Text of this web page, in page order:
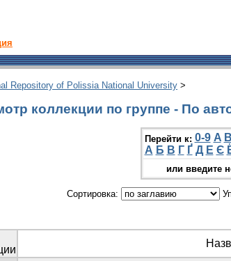
Repository of Polissia National University >
коллекции по группе - По
Перейти к: 0-9 A B
А Б В Г Ґ Д Е Є
или введите
Сортировка: